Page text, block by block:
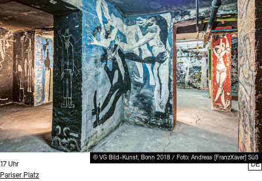
Stellenangebote Newsletter Presse
Nachhaltigkeit Kontakt
Digitale Sammlungen Exil-Archive
© VG Bild-Kunst, Bonn 2018 / Foto: Andreas [FranzXaver] Süß
Uhrzeit:
17 Uhr
Standort
Pariser Platz
DE